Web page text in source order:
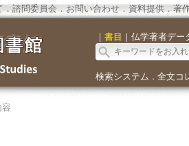
． 諮問委員会． お問い合わせ． 資料提供． 著
｜ 書目 ｜ 仏学著者デー
検索システム ． 全文コ